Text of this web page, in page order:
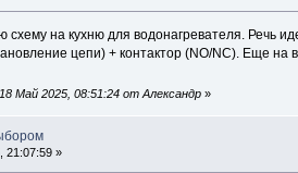
схему на кухню для водонагревателя. Речь
цепи) + контактор (NO/NC). Еще
Май 2025, 08:51:24 от Алексaндр»
21:07:59 »